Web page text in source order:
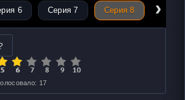
6 Серия 7 Серия 8 ›
17